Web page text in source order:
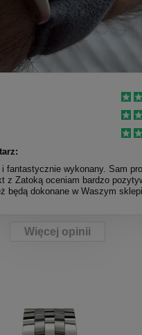
fantastycznie wykonany. Sam
z Zatoką oceniam bardzo
będą dokonane w Waszym
Więcej opinii